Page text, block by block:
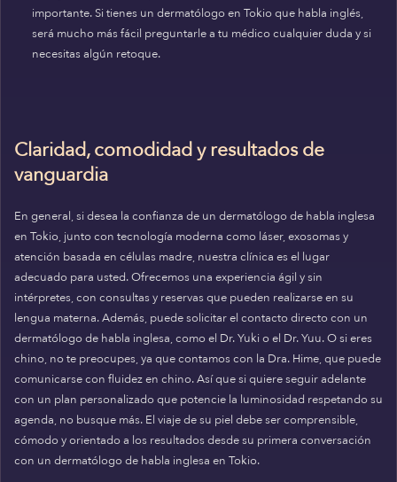
importante. Si tienes un dermatólogo en Tokio que habla inglés,
será mucho más fácil preguntarle a tu médico cualquier duda y si
necesitas algún retoque.
Claridad, comodidad y resultados de
vanguardia
En general, si desea la confianza de un dermatólogo de habla inglesa
en Tokio, junto con tecnología moderna como láser, exosomas y
atención basada en células madre, nuestra clínica es el lugar
adecuado para usted. Ofrecemos una experiencia ágil y sin
intérpretes, con consultas y reservas que pueden realizarse en su
lengua materna. Además, puede solicitar el contacto directo con un
dermatólogo de habla inglesa, como el Dr. Yuki o el Dr. Yuu. O si eres
chino, no te preocupes, ya que contamos con la Dra. Hime, que puede
comunicarse con fluidez en chino. Así que si quiere seguir adelante
con un plan personalizado que potencie la luminosidad respetando su
agenda, no busque más. El viaje de su piel debe ser comprensible,
cómodo y orientado a los resultados desde su primera conversación
con un dermatólogo de habla inglesa en Tokio.